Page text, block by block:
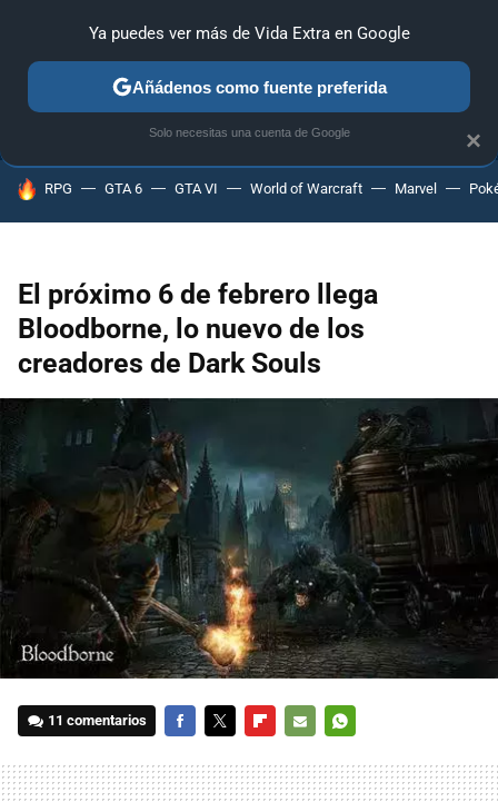
ANÁLISIS GUÍAS Y TRUCOS PC SONY NINTENDO
HOY SE HABLA DE
RPG GTA 6 GTA VI World of Warcraft Marvel
El próximo 6 de febrero llega
Bloodborne, lo nuevo de los
creadores de Dark Souls
11 comentarios
MAIL
×
Ya puedes ver más de Vida Extra en Google
Añádenos como fuente preferida
Solo necesitas una cuenta de Google